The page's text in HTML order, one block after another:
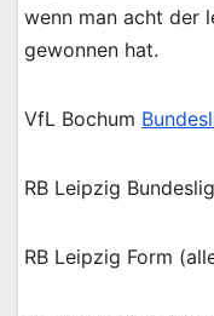
wenn man acht der
gewonnen hat.
VfL Bochum
RB Leipzig
RB Leipzig Form